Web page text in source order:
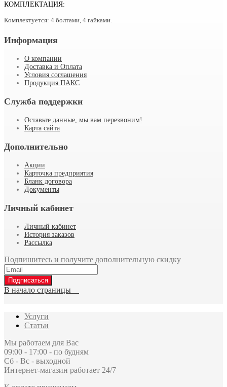
КОМПЛЕКТАЦИЯ:
Комплектуется: 4 болтами, 4 гайками.
Информация
О компании
Доставка и Оплата
Условия соглашения
Продукция ПАКС
Служба поддержки
Оставьте данные, мы вам перезвоним!
Карта сайта
Дополнительно
Акции
Карточка предприятия
Бланк договора
Документы
Личный кабинет
Личный кабинет
История заказов
Рассылка
Подпишитесь и получите дополнительную скидку
Подписаться
В начало страницы
Услуги
Статьи
Мы работаем для Вас
09:00 - 17:00 - по будням
Сб - Вс - выходной
Интернет-магазин работает 24/7